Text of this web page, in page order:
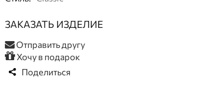
ЗАКАЗАТЬ ИЗДЕЛИЕ
Отправить другу
Хочу в подарок
Поделиться